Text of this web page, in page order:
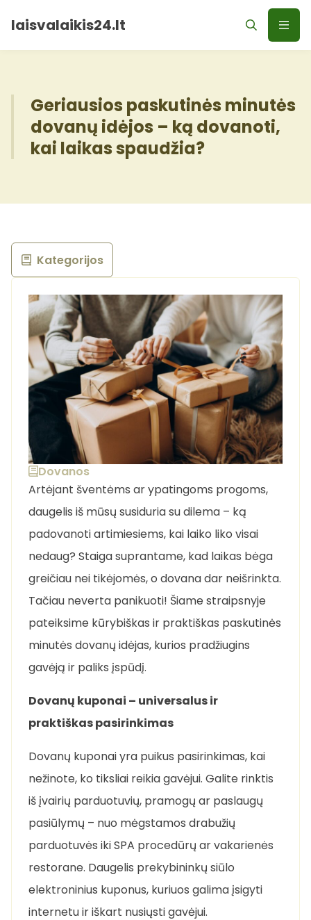
laisvalaikis24.lt
Geriausios paskutinės minutės
dovanų idėjos – ką dovanoti,
kai laikas spaudžia?
Dovanos
Artėjant šventėms ar ypatingoms progoms,
daugelis iš mūsų susiduria su dilema – ką
padovanoti artimiesiems, kai laiko liko visai
nedaug? Staiga suprantame, kad laikas bėga
greičiau nei tikėjomės, o dovana dar neišrinkta.
Tačiau neverta panikuoti! Šiame straipsnyje
pateiksime kūrybiškas ir praktiškas paskutinės
minutės dovanų idėjas, kurios pradžiugins
gavėją ir paliks įspūdį.
Dovanų kuponai – universalus ir
praktiškas pasirinkimas
Dovanų kuponai yra puikus pasirinkimas, kai
nežinote, ko tiksliai reikia gavėjui. Galite rinktis
iš įvairių parduotuvių, pramogų ar paslaugų
pasiūlymų – nuo mėgstamos drabužių
parduotuvės iki SPA procedūrų ar vakarienės
restorane. Daugelis prekybininkų siūlo
elektroninius kuponus, kuriuos galima įsigyti
internetu ir iškart nusiųsti gavėjui.
Kategorijos